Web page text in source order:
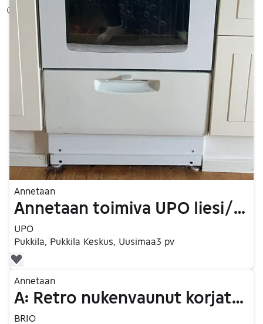
Annetaan
Annetaan toimiva UPO liesi/uuni
UPO
Pukkila, Pukkila Keskus, Uusimaa3 pv
Siirry ilmoitukseen
Annetaan
A: Retro nukenvaunut korjattavaksi
BRIO